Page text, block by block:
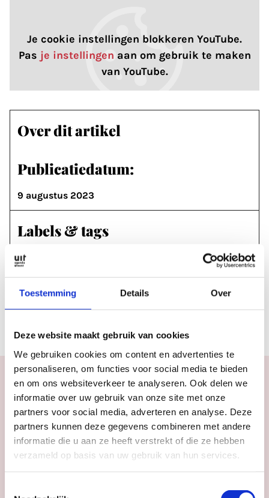
Toestemming Details Over
Deze website maakt gebruik van cookies
We gebruiken cookies om content en advertenties te
personaliseren, om functies voor social media te bieden
en om ons websiteverkeer te analyseren. Ook delen we
informatie over uw gebruik van onze site met onze
partners voor social media, adverteren en analyse. Deze
partners kunnen deze gegevens combineren met andere
informatie die u aan ze heeft verstrekt of die ze hebben
verzameld op basis van uw gebruik van hun services.
Je cookie instellingen blokkeren YouTube.
Pas je instellingen aan om gebruik te maken
van YouTube.
Over dit artikel
Publicatiedatum:
9 augustus 2023
Labels & tags
Rubrieken
Agenda
Meerinspiratiein
Utrecht